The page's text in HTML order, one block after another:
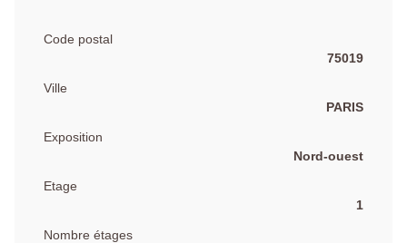
Code postal
75019
Ville
PARIS
Exposition
Nord-ouest
Etage
1
Nombre étages